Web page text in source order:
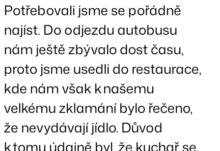
Potřebovali jsme se pořádně
najíst. Do odjezdu autobusu
nám ještě zbývalo dost času,
proto jsme usedli do restaurace,
kde nám však k našemu
velkému zklamání bylo řečeno,
že nevydávají jídlo. Důvod
k tomu údajně byl, že kuchař se